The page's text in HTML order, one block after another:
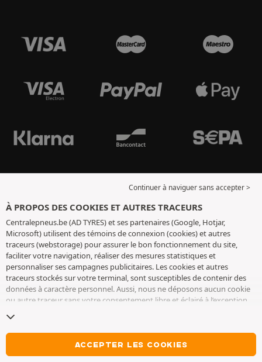
Continuer à naviguer sans accepter >
À PROPOS DES COOKIES ET AUTRES TRACEURS
Centralepneus.be (AD TYRES) et ses partenaires (Google, Hotjar,
Microsoft) utilisent des témoins de connexion (cookies) et autres
traceurs (webstorage) pour assurer le bon fonctionnement du site,
faciliter votre navigation, réaliser des mesures statistiques et
personnaliser ses campagnes publicitaires. Les cookies et autres
traceurs stockés sur votre terminal, sont susceptibles de contenir des
données à caractère personnel. Aussi, nous ne déposons aucun cookie
ou autre traceur sans votre consentement libre et éclairé à l’exception
conservons votre choix pendant 6 mois. Vous pouvez retirer votre
consentement à tout moment en vous rendant sur lapage cookies et
. Vous pouvez choisir de continuer à naviguer sans
accepter le dépôt de cookies ou autres traceurs. Le refus ne fait pas
ACCEPTER LES COOKIES